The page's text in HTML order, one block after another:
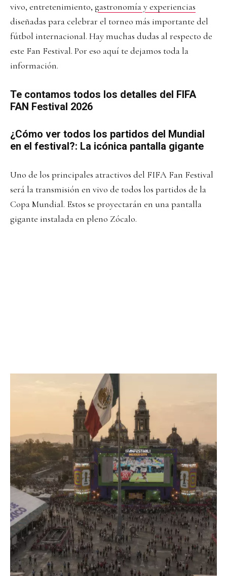
vivo, entretenimiento, gastronomía y experiencias
diseñadas para celebrar el torneo más importante del
fútbol internacional. Hay muchas dudas al respecto de
este Fan Festival. Por eso aquí te dejamos toda la
información.
Te contamos todos los detalles del FIFA
FAN Festival 2026
¿Cómo ver todos los partidos del Mundial
en el festival?: La icónica pantalla gigante
Uno de los principales atractivos del FIFA Fan Festival
será la transmisión en vivo de todos los partidos de la
Copa Mundial. Estos se proyectarán en una pantalla
gigante instalada en pleno Zócalo.